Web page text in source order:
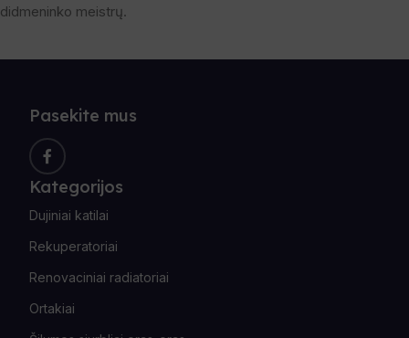
didmeninko meistrų.
Pasekite mus
Kategorijos
Dujiniai katilai
Rekuperatoriai
Renovaciniai radiatoriai
Ortakiai